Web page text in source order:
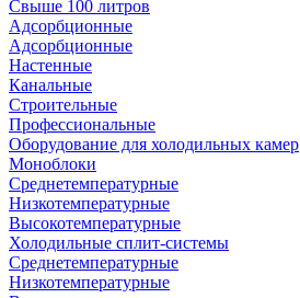
Свыше 100 литров
Адсорбционные
Адсорбционные
Настенные
Канальные
Строительные
Профессиональные
Оборудование для холодильных камер
Моноблоки
Среднетемпературные
Низкотемпературные
Высокотемпературные
Холодильные сплит-системы
Среднетемпературные
Низкотемпературные